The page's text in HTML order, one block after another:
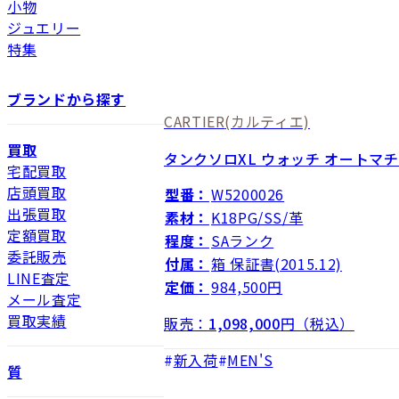
小物
ジュエリー
特集
ブランドから探す
買取
宅配買取
店頭買取
出張買取
定額買取
委託販売
LINE査定
メール査定
買取実績
質
CARTIER(カルティエ)
タンクソロXL ウォッチ オートマ
型番： W5200026
素材： K18PG/SS/革
程度： SAランク
付属： 箱 保証書(2015.12)
定価： 984,500円
販売： 1,098,000円（税込）
新入荷 MEN'S